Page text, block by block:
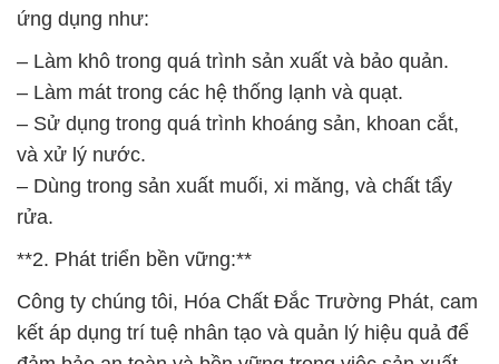
ứng dụng như:
– Làm khô trong quá trình sản xuất và bảo quản.
– Làm mát trong các hệ thống lạnh và quạt.
– Sử dụng trong quá trình khoáng sản, khoan cắt,
và xử lý nước.
– Dùng trong sản xuất muối, xi măng, và chất tẩy
rửa.
**2. Phát triển bền vững:**
Công ty chúng tôi, Hóa Chất Đắc Trường Phát, cam
kết áp dụng trí tuệ nhân tạo và quản lý hiệu quả để